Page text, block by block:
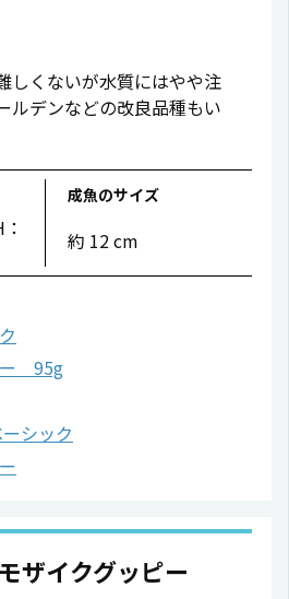
しくないが水質にはやや注
ルデンなどの改良品種もい
成魚のサイズ
約 12 cm
ー 95g
シック
ザイクグッピー